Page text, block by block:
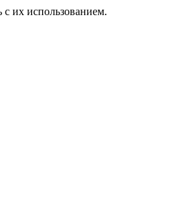
их использованием.